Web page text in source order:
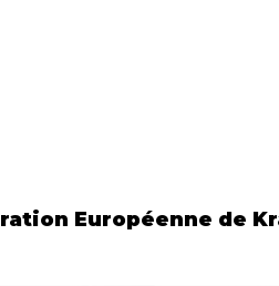
Européenne de